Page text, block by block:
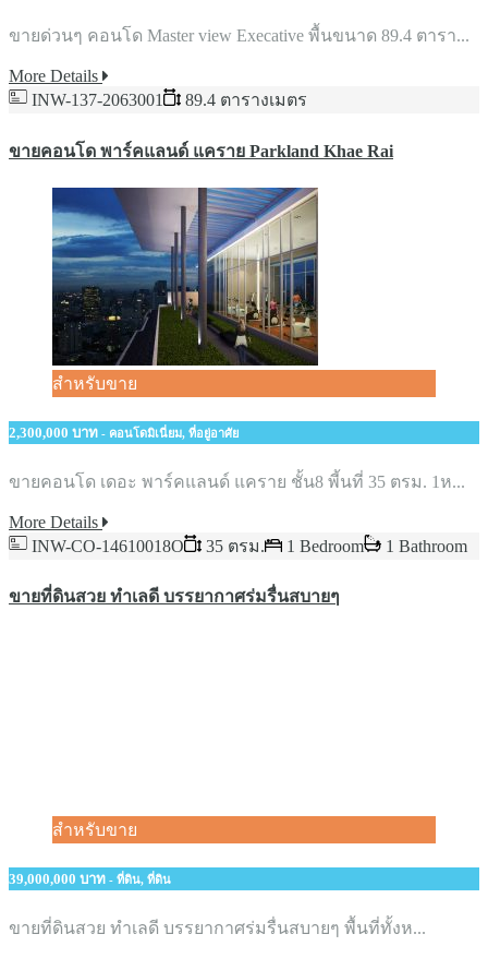
ขายด่วนๆ คอนโด Master view Execative พื้นขนาด 89.4 ตารา...
More Details
INW-137-2063001
89.4 ตารางเมตร
ขายคอนโด พาร์คแลนด์ แคราย Parkland Khae Rai
สำหรับขาย
2,300,000 บาท - คอนโดมิเนี่ยม, ที่อยู่อาศัย
ขายคอนโด เดอะ พาร์คแลนด์ แคราย ชั้น8 พี้นที่ 35 ตรม. 1ห...
More Details
INW-CO-14610018O
35 ตรม. 1 Bedroom 1 Bathroom
ขายที่ดินสวย​ ทำเลดี​ บรรยากาศร่มรื่นสบายๆ
สำหรับขาย
39,000,000 บาท - ที่ดิน, ที่ดิน
ขายที่ดินสวย​ ทำเลดี​ บรรยากาศร่มรื่นสบายๆ พื้นที่ทั้งห...